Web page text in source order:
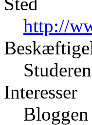
http://
Interesser
Bloggen